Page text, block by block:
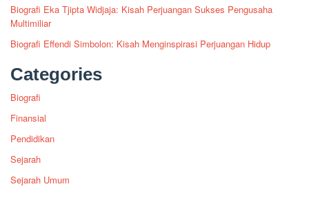
Biografi Eka Tjipta Widjaja: Kisah Perjuangan Sukses Pengusaha
Multimiliar
Biografi Effendi Simbolon: Kisah Menginspirasi Perjuangan Hidup
Categories
Biografi
Finansial
Pendidikan
Sejarah
Sejarah Umum